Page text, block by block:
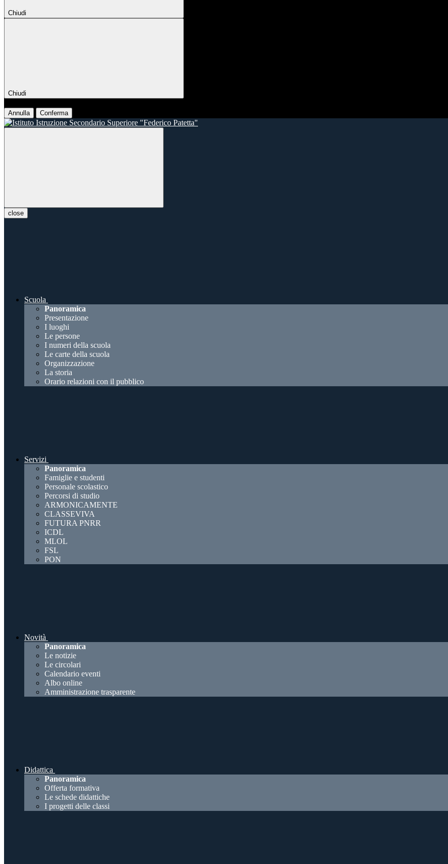
Chiudi
Chiudi
Annulla Conferma
close
Scuola
Panoramica
Presentazione
I luoghi
Le persone
I numeri della scuola
Le carte della scuola
Organizzazione
La storia
Orario relazioni con il pubblico
Servizi
Panoramica
Famiglie e studenti
Personale scolastico
Percorsi di studio
ARMONICAMENTE
CLASSEVIVA
FUTURA PNRR
ICDL
MLOL
FSL
PON
Novità
Panoramica
Le notizie
Le circolari
Calendario eventi
Albo online
Amministrazione trasparente
Didattica
Panoramica
Offerta formativa
Le schede didattiche
I progetti delle classi